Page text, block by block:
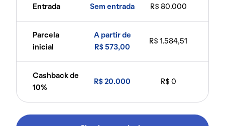
Entrada Sem entrada R$ 80.000
Parcela
inicial
A partir de
R$ 573,00
R$ 1.584,51
Cashback de
10%
R$ 20.000 R$ 0